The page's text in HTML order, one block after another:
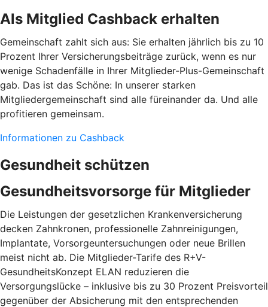
Als Mitglied Cashback erhalten
Gemeinschaft zahlt sich aus: Sie erhalten jährlich bis zu 10
Prozent Ihrer Versicherungsbeiträge zurück, wenn es nur
wenige Schadenfälle in Ihrer Mitglieder-Plus-Gemeinschaft
gab. Das ist das Schöne: In unserer starken
Mitgliedergemeinschaft sind alle füreinander da. Und alle
profitieren gemeinsam.
Informationen zu Cashback
Gesundheit schützen
Gesundheitsvorsorge für Mitglieder
Die Leistungen der gesetzlichen Krankenversicherung
decken Zahnkronen, professionelle Zahnreinigungen,
Implantate, Vorsorgeuntersuchungen oder neue Brillen
meist nicht ab. Die Mitglieder-Tarife des R+V-
GesundheitsKonzept ELAN reduzieren die
Versorgungslücke – inklusive bis zu 30 Prozent Preis­vorteil
gegenüber der Absicherung mit den entspre­chenden